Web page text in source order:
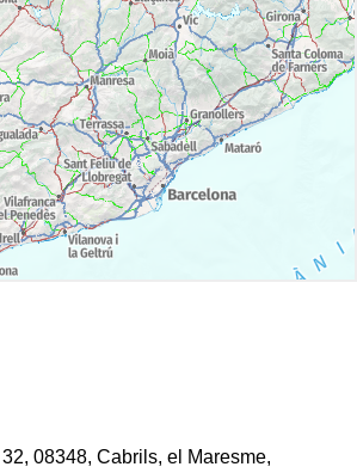
08348, Cabrils, el Maresme,